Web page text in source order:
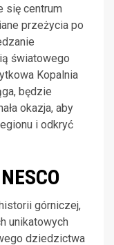
się centrum
przeżycia po
światowego
Kopalnia
będzie
okazja, aby
i odkryć
górniczej,
unikatowych
dziedzictwa